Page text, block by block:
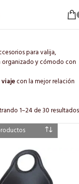
para valija,
organizado y cómodo con
con la mejor relación
1–24 de 30 resultados